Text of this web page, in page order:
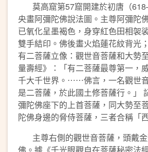
莫高窟第57窟開建於初唐（
央畫阿彌陀佛說法圖。主尊阿彌陀
已氧化呈墨褐色，身穿紅色田相袈
雙手結印。佛後畫火焰蓮花紋背光
有二菩薩立像：觀世音菩薩和大勢
量壽經》：「有二菩薩最尊第一，
千大千世界。⋯⋯佛言，一名觀世
是二菩薩，於此國土修菩薩行。」
彌陀佛座下的上首菩薩，同大勢至
陀佛身邊的脅侍菩薩，三者合稱「
主尊右側的觀世音菩薩，頭戴